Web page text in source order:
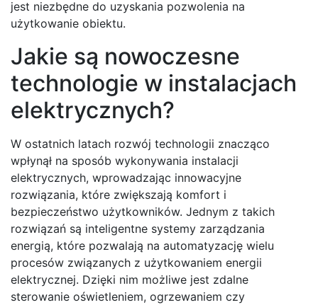
jest niezbędne do uzyskania pozwolenia na
użytkowanie obiektu.
Jakie są nowoczesne
technologie w instalacjach
elektrycznych?
W ostatnich latach rozwój technologii znacząco
wpłynął na sposób wykonywania instalacji
elektrycznych, wprowadzając innowacyjne
rozwiązania, które zwiększają komfort i
bezpieczeństwo użytkowników. Jednym z takich
rozwiązań są inteligentne systemy zarządzania
energią, które pozwalają na automatyzację wielu
procesów związanych z użytkowaniem energii
elektrycznej. Dzięki nim możliwe jest zdalne
sterowanie oświetleniem, ogrzewaniem czy